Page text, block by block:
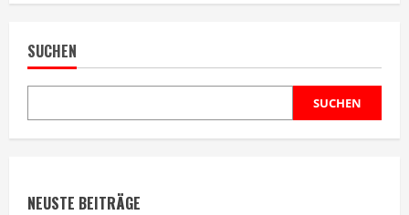
auf
Prime
SUCHEN
SUCHEN
NEUSTE BEITRÄGE